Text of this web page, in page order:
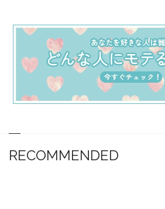
RECOMMENDED